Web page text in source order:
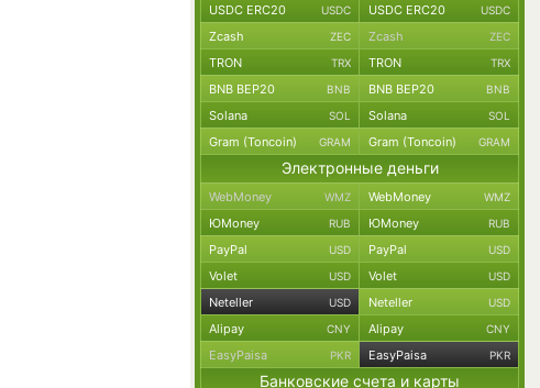
USDC ERC20 USDC USDC ERC20 USDC
Zcash ZEC Zcash ZEC
TRON TRX TRON TRX
BNB BEP20 BNB BNB BEP20 BNB
Solana SOL Solana SOL
Gram (Toncoin) GRAM Gram (Toncoin) GRAM
Электронные деньги
WebMoney WMZ WebMoney WMZ
ЮMoney RUB ЮMoney RUB
PayPal USD PayPal USD
Volet USD Volet USD
Neteller USD Neteller USD
Alipay CNY Alipay CNY
EasyPaisa PKR EasyPaisa PKR
Банковские счета и карты